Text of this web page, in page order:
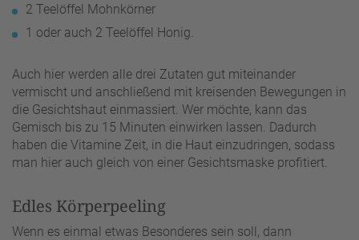
2 Teelöffel Mohnkörner
1 oder auch 2 Teelöffel Honig.
Auch hier werden alle drei Zutaten gut miteinander
vermischt und anschließend mit kreisenden Bewegungen in
die Gesichtshaut einmassiert. Wer möchte, kann das
Gemisch bis zu 15 Minuten einwirken lassen. Dadurch
haben die Vitamine Zeit, in die Haut einzudringen, sodass
man hier auch gleich von einer Gesichtsmaske profitiert.
Edles Körperpeeling
Wenn es einmal etwas Besonderes sein soll, dann